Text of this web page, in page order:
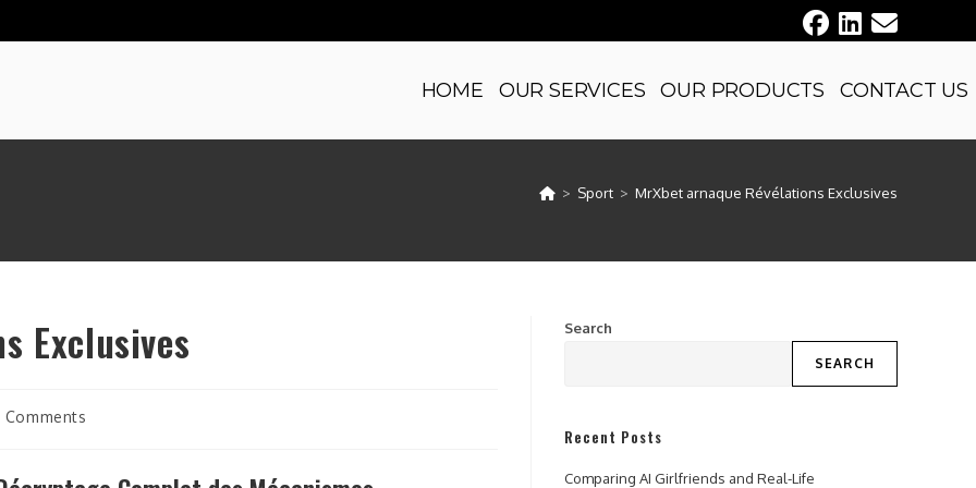
HOME OUR SERVICES OUR PRODUCTS CONTACT US
> Sport > MrXbet arnaque Révélations Exclusives
Exclusives
Comments
Search
SEARCH
Recent Posts
Comparing AI Girlfriends and Real-Life